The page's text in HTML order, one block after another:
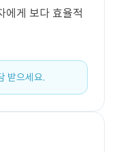
에게 보다 효율적
받으세요.